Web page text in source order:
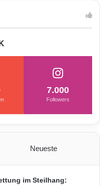
7.000
Followers
Neueste
im Steilhang: